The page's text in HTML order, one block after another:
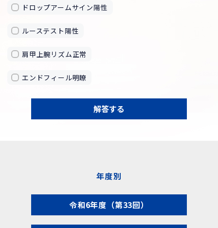
ドロップアームサイン陽性
ルーステスト陽性
肩甲上腕リズム正常
エンドフィール明瞭
解答する
年度別
令和6年度（第33回）